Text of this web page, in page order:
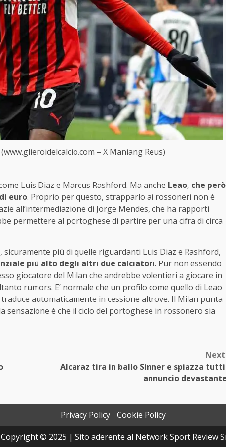
– X Maniang Reus)
Luis Diaz e Marcus Rashford. Ma anche Leao, che però
euro. Proprio per questo, strapparlo ai rossoneri non è
all’intermediazione di Jorge Mendes, che ha rapporti
permettere al portoghese di partire per una cifra di circa
più di quelle riguardanti Luis Diaz e Rashford,
più alto degli altri due calciatori. Pur non essendo
giocatore del Milan che andrebbe volentieri a giocare in
rumors. E’ normale che un profilo come quello di Leao
automaticamente in cessione altrove. Il Milan punta
sensazione è che il ciclo del portoghese in rossonero sia
Alcaraz tira in ballo Sinner e spiazza
annuncio
Privacy Policy
Cookie Policy
Copyright © 2025 | Sito aderente al Network Sport Review